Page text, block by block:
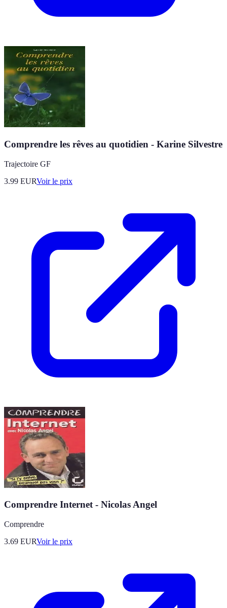
Comprendre les rêves au quotidien - Karine Silvestre
Trajectoire GF
3.99 EURVoir le prix
Comprendre Internet - Nicolas Angel
Comprendre
3.69 EURVoir le prix